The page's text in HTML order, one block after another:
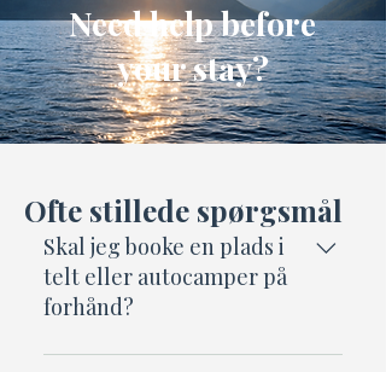
Need help before
your stay?
Skal jeg booke en plads i
telt eller autocamper på
forhånd?
Nej, bare kom forbi! Der er
Ofte stillede spørgsmål